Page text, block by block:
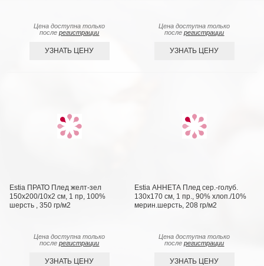
Цена доступна только
послерегистрации
УЗНАТЬ ЦЕНУ
Цена доступна только
послерегистрации
УЗНАТЬ ЦЕНУ
Estia ПРАТО Плед желт-зел
150х200/10х2 см, 1 пр, 100%
шерсть , 350 гр/м2
Цена доступна только
послерегистрации
УЗНАТЬ ЦЕНУ
Estia АННЕТА Плед сер.-голуб.
130х170 см, 1 пр., 90% хлоп./10%
мерин.шерсть, 208 гр/м2
Цена доступна только
послерегистрации
УЗНАТЬ ЦЕНУ